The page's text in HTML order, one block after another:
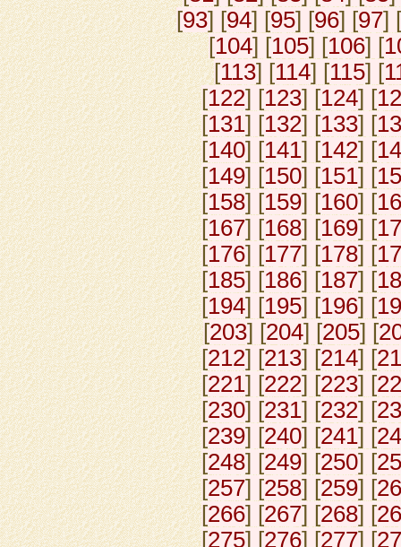
[93] [94] [95] [96] [97] [
[104] [105] [106] [
[113] [114] [115] [
[122] [123] [124] [
[131] [132] [133] [
[140] [141] [142] [
[149] [150] [151] [
[158] [159] [160] [
[167] [168] [169] [
[176] [177] [178] [
[185] [186] [187] [
[194] [195] [196] [
[203] [204] [205] [
[212] [213] [214] [
[221] [222] [223] [
[230] [231] [232] [
[239] [240] [241] [
[248] [249] [250] [
[257] [258] [259] [
[266] [267] [268] [
[275] [276] [277] [